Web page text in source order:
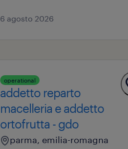
6 agosto 2026
operational
addetto reparto
macelleria e addetto
ortofrutta - gdo
parma, emilia-romagna